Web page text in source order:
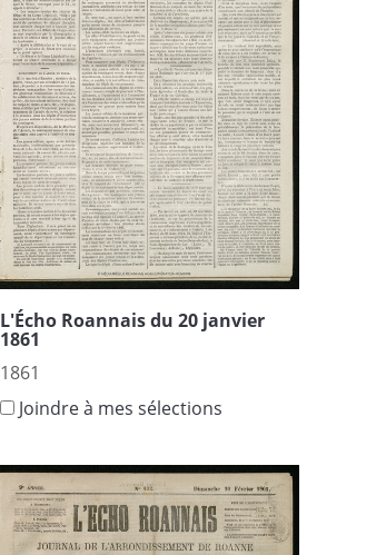
L'Écho Roannais du 20 janvier
1861
1861
Joindre à mes sélections